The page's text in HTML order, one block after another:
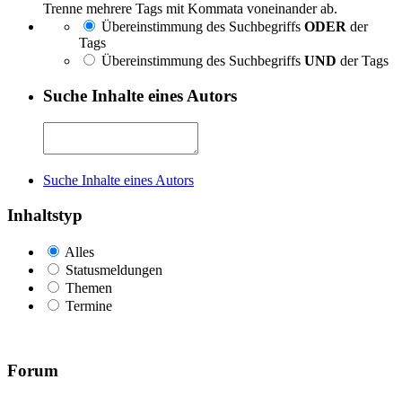
Trenne mehrere Tags mit Kommata voneinander ab.
Übereinstimmung des Suchbegriffs ODER der
Tags
Übereinstimmung des Suchbegriffs UND der Tags
Suche Inhalte eines Autors
Suche Inhalte eines Autors
Inhaltstyp
Alles
Statusmeldungen
Themen
Termine
Forum